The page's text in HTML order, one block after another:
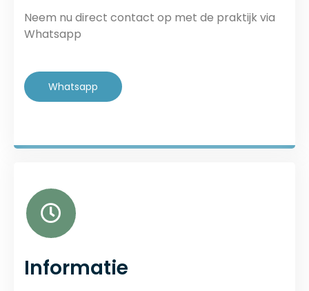
Neem nu direct contact op met de praktijk via
Whatsapp
Whatsapp
Informatie